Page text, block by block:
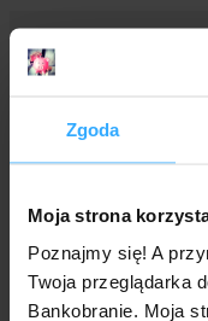
Zgoda
Moja strona
Poznajmy się! A
Twoja przeglądarka
Bankobranie. Moja
Anonimowy 5
Anonimowy 5